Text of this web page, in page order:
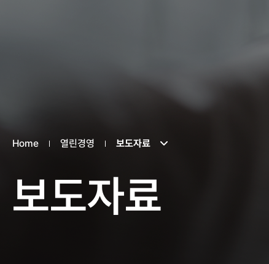
Home 열린경영 보도자료
보도자료